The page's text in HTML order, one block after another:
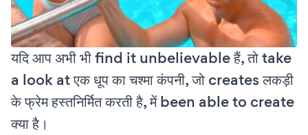
यदि आप अभी भी find it unbelievable हैं, तो take
a look at एक धूप का चश्मा कंपनी, जो creates लकड़ी
के फ्रेम हस्तनिर्मित करती है, में been able to create
क्या है।